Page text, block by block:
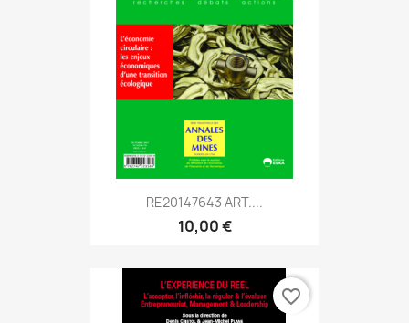
RE20147643 ART....
10,00 €
favorite_border